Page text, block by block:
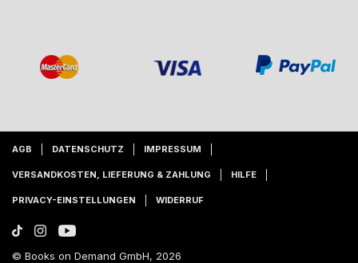
AGB DATENSCHUTZ IMPRESSUM
VERSANDKOSTEN, LIEFERUNG & ZAHLUNG HILFE
PRIVACY-EINSTELLUNGEN WIDERRUF
© Books on Demand GmbH, 2026